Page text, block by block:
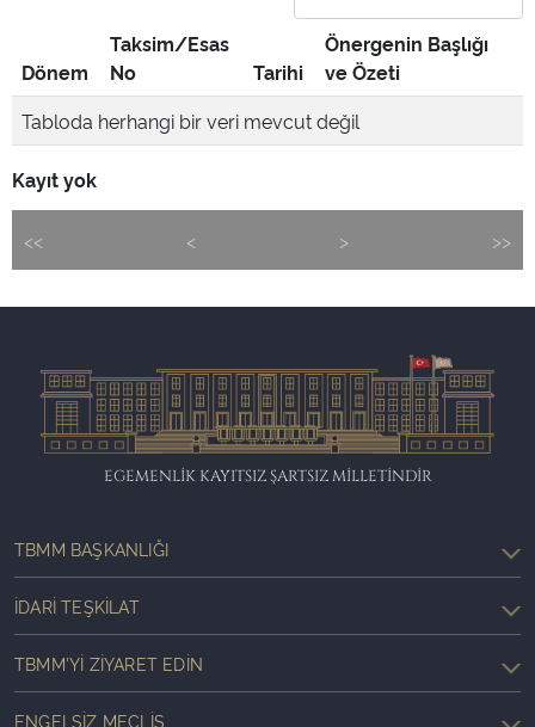
Dönem
Taksim/Esas
No
Tarihi
Önergenin Başlığı
ve Özeti
Tabloda herhangi bir veri mevcut değil
Kayıt yok
<< < > >>
EGEMENLİK KAYITSIZ ŞARTSIZ MİLLETİNDİR
TBMM BAŞKANLIĞI
İDARI TEŞKILAT
TBMM'YI ZIYARET EDIN
ENGELSIZ MECLIS